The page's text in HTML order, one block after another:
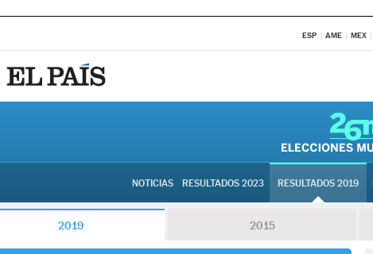
ESP AME MEX
NOTICIAS RESULTADOS 2023 RESULTADOS 2019
2019 2015